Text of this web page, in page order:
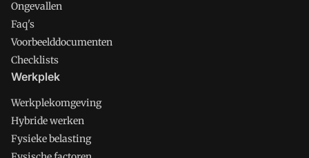
Ongevallen
Faq's
Voorbeelddocumenten
Checklists
Werkplek
Werkplekomgeving
Hybride werken
Fysieke belasting